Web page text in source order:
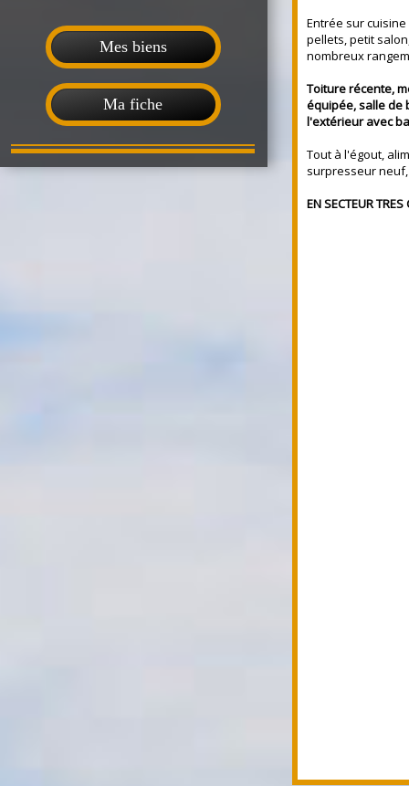
Mes biens
Ma fiche
Entrée sur
pellets, petit
nombreux
Toiture récente,
équipée, salle de
l'extérieur avec
Tout à l'égout,
surpresseur
EN SECTEUR